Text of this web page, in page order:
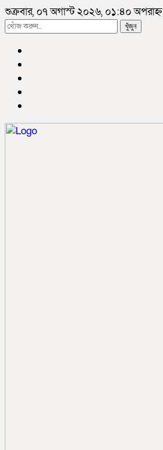
শুক্রবার, ০৭ অগাস্ট ২০২৬, ০১:৪০ অপরাহ্ন
খুঁজুন